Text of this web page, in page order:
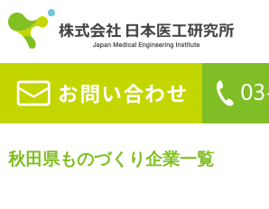
秋田県ものづくり企業一覧